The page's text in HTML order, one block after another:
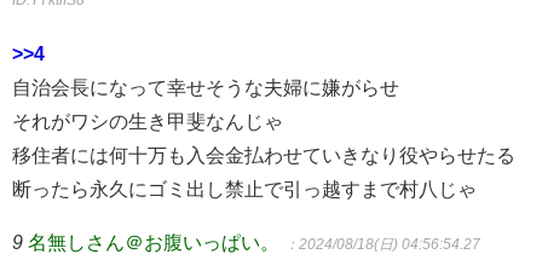
>>4
自治会長になって幸せそうな夫婦に嫌がらせ
それがワシの生き甲斐なんじゃ
移住者には何十万も入会金払わせていきなり役やらせたる
断ったら永久にゴミ出し禁止で引っ越すまで村八じゃ
9 名無しさん＠お腹いっぱい。 ：2024/08/18(日) 04:56:54.27